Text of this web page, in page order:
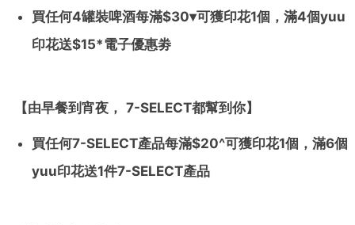
買任何4罐裝啤酒每滿$30▾可獲印花1個，滿4個yuu
印花送$15*電子優惠劵
【由早餐到宵夜， 7-SELECT都幫到你】
買任何7-SELECT產品每滿$20^可獲印花1個，滿6個
yuu印花送1件7-SELECT產品